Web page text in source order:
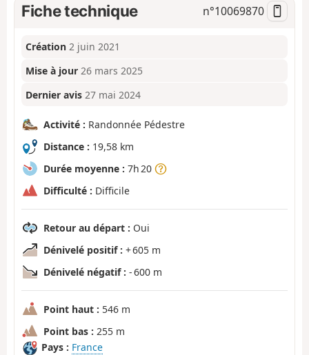
Fiche technique n°10069870
Création 2 juin 2021
Mise à jour 26 mars 2025
Dernier avis 27 mai 2024
Activité : Randonnée Pédestre
Distance : 19,58 km
Durée moyenne : 7h 20
Difficulté : Difficile
Retour au départ : Oui
Dénivelé positif : + 605 m
Dénivelé négatif : - 600 m
Point haut : 546 m
Point bas : 255 m
Pays : France